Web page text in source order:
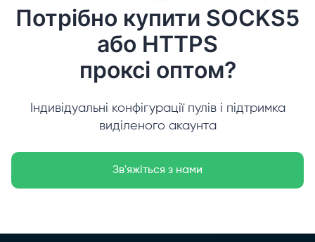
Потрібно купити SOCKS5
або HTTPS
проксі оптом?
Індивідуальні конфігурації пулів і підтримка
виділеного акаунта
Зв'яжіться з нами